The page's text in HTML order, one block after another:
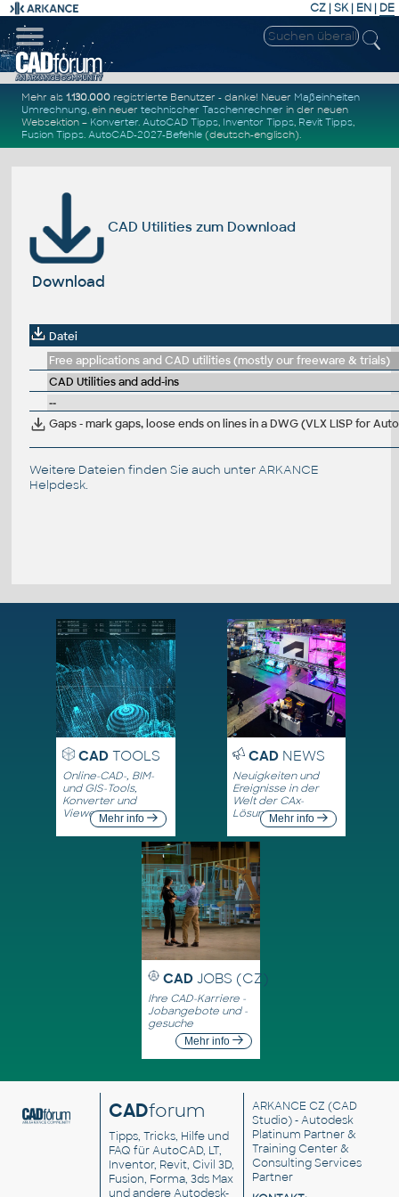
CZ | SK| EN | DE
Mehr als1.130.000 registrierte Benutzer - danke! Neuer Maßeinheiten
Umrechnung, ein neuertechnischer Taschenrechner in der neuen
Websektion – Konverter.AutoCAD Tipps, Inventor Tipps, Revit Tipps,
Fusion Tipps.AutoCAD-2027-Befehle (deutsch-englisch).
CAD Utilities zum Download
Download
Datei
Free applications and CAD utilities (mostly our freeware & trials)
CAD Utilities and add-ins
--
Gaps - mark gaps, loose ends on lines in a DWG (VLX LISP for
Weitere Dateien finden Sie auch unterARKANCE
Helpdesk.
CADTOOLS
Online-CAD-, BIM-
und GIS-Tools,
Konverter und
ViewerMehr info
CADNEWS
Neuigkeiten und
Ereignisse in der
Welt der CAx-
LösungenMehr info
CAD JOBS (CZ)
Ihre CAD-Karriere -
Jobangebote und -
gesuche
Mehr info
CADforum
Tipps, Tricks, Hilfe und
FAQ für AutoCAD, LT,
Inventor, Revit, Civil 3D,
Fusion, Forma, 3ds Max
und andere Autodesk-
ARKANCE CZ (CAD
Studio) - Autodesk
Platinum Partner &
Training Center &
Consulting Services
Partner